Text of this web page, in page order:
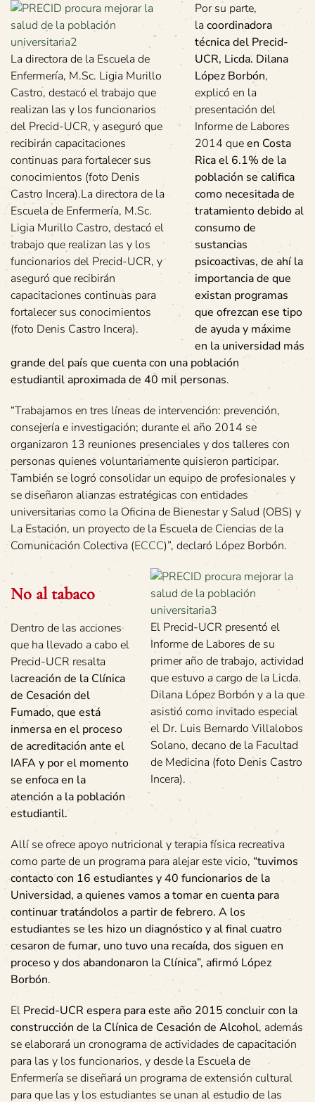
La directora de la Escuela de
Enfermería, M.Sc. Ligia Murillo
Castro, destacó el trabajo que
realizan las y los funcionarios
del Precid-UCR, y aseguró que
recibirán capacitaciones
continuas para fortalecer sus
conocimientos (foto Denis
Castro Incera).La directora de la
Escuela de Enfermería, M.Sc.
Ligia Murillo Castro, destacó el
trabajo que realizan las y los
funcionarios del Precid-UCR, y
aseguró que recibirán
capacitaciones continuas para
fortalecer sus conocimientos
(foto Denis Castro Incera).
Por su parte,
lacoordinadora
técnica del Precid-
UCR, Licda. Dilana
López Borbón,
explicó en la
presentación del
Informe de Labores
2014 queen Costa
Rica el 6.1% de la
población se califica
como necesitada de
tratamiento debido al
consumo de
sustancias
psicoactivas, de ahí la
importancia de que
existan programas
que ofrezcan ese tipo
de ayuda y máxime
en la universidad más
grande del país que cuenta con una población
estudiantil aproximada de 40 mil personas.
“Trabajamos en tres líneas de intervención: prevención,
consejería e investigación; durante el año 2014 se
organizaron 13 reuniones presenciales y dos talleres con
personas quienes voluntariamente quisieron participar.
También se logró consolidar un equipo de profesionales y
se diseñaron alianzas estratégicas con entidades
universitarias como la Oficina de Bienestar y Salud (OBS) y
La Estación, un proyecto de la Escuela de Ciencias de la
Comunicación Colectiva (ECCC)”, declaró López Borbón.
El Precid-UCR presentó el
Informe de Labores de su
primer año de trabajo, actividad
que estuvo a cargo de la Licda.
Dilana López Borbón y a la que
asistió como invitado especial
el Dr. Luis Bernardo Villalobos
Solano, decano de la Facultad
de Medicina (foto Denis Castro
Incera).
No al tabaco
Dentro de las acciones
que ha llevado a cabo el
Precid-UCR resalta
lacreación de la Clínica
de Cesación del
Fumado, que está
inmersa en el proceso
de acreditación ante el
IAFA y por el momento
se enfoca en la
atención a la población
estudiantil.
Allí se ofrece apoyo nutricional y terapia física recreativa
como parte de un programa para alejar este vicio, “tuvimos
contacto con 16 estudiantes y 40 funcionarios de la
Universidad, a quienes vamos a tomar en cuenta para
continuar tratándolos a partir de febrero. A los
estudiantes se les hizo un diagnóstico y al final cuatro
cesaron de fumar, uno tuvo una recaída, dos siguen en
proceso y dos abandonaron la Clínica”, afirmó López
Borbón.
El Precid-UCR espera para este año 2015 concluir con la
construcción de la Clínica de Cesación de Alcohol, además
se elaborará un cronograma de actividades de capacitación
para las y los funcionarios, y desde la Escuela de
Enfermería se diseñará un programa de extensión cultural
para que las y los estudiantes se unan al estudio de las